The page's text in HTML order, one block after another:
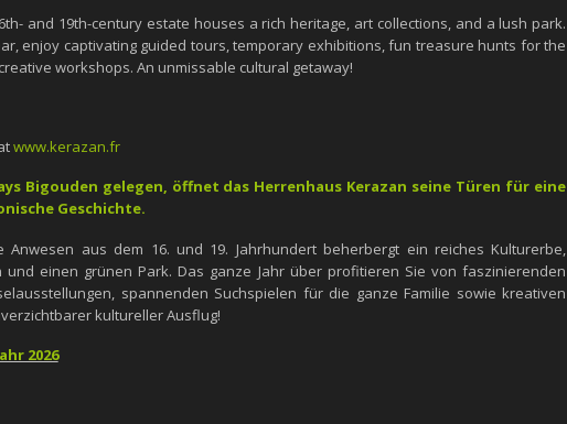
and 19th-century estate houses a rich heritage, art collections, and a lush park.
enjoy captivating guided tours, temporary exhibitions, fun treasure hunts for the
workshops. An unmissable cultural getaway!
www.kerazan.fr
Bigouden gelegen, öffnet das Herrenhaus Kerazan seine Türen für eine
Geschichte.
Anwesen aus dem 16. und 19. Jahrhundert beherbergt ein reiches Kulturerbe,
und einen grünen Park. Das ganze Jahr über profitieren Sie von faszinierenden
spannenden Suchspielen für die ganze Familie sowie kreativen
kultureller Ausflug!
2026